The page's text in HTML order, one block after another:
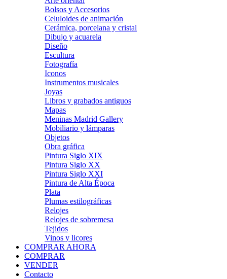
Bolsos y Accesorios
Celuloides de animación
Cerámica, porcelana y cristal
Dibujo y acuarela
Diseño
Escultura
Fotografía
Iconos
Instrumentos musicales
Joyas
Libros y grabados antiguos
Mapas
Meninas Madrid Gallery
Mobiliario y lámparas
Objetos
Obra gráfica
Pintura Siglo XIX
Pintura Siglo XX
Pintura Siglo XXI
Pintura de Alta Época
Plata
Plumas estilográficas
Relojes
Relojes de sobremesa
Tejidos
Vinos y licores
COMPRAR AHORA
COMPRAR
VENDER
Contacto